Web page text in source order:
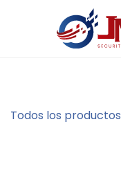
Todos los productos